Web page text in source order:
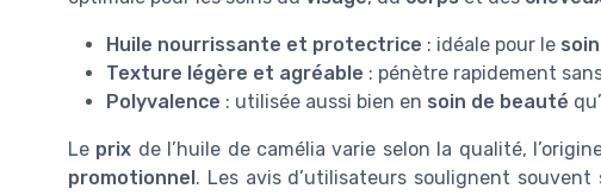
Huile nourrissante et protectrice : idéale pour le
Texture légère et agréable : pénètre rapidement
Polyvalence : utilisée aussi bien en soin de beauté
Le prix de l’huile de camélia varie selon la qualité,
promotionnel. Les avis d’utilisateurs soulignent